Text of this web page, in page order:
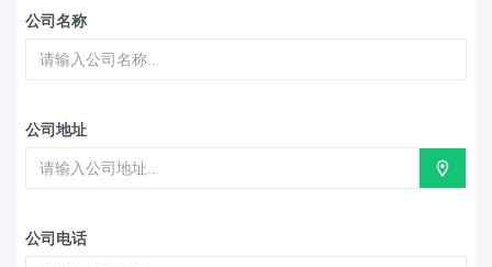
公司名称
公司地址
公司电话